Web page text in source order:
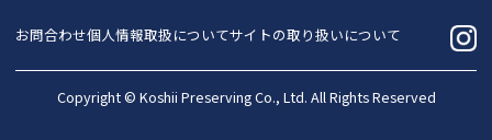
お問合わせ個人情報取扱についてサイトの取り扱いについて
Copyright © Koshii Preserving Co., Ltd. All Rights Reserved